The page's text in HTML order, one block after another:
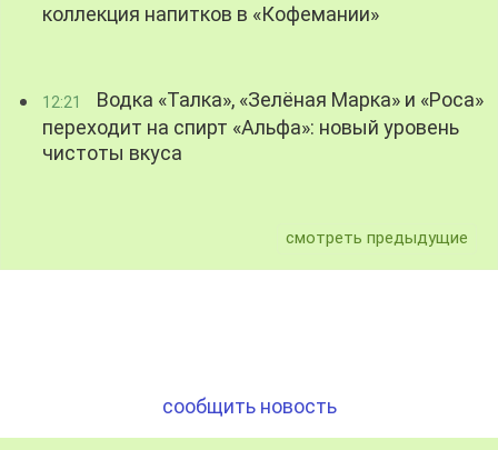
коллекция напитков в «Кофемании»
12:21
Водка «Талка», «Зелёная Марка» и «Роса»
переходит на спирт «Альфа»: новый уровень
чистоты вкуса
смотреть предыдущие
сообщить новость